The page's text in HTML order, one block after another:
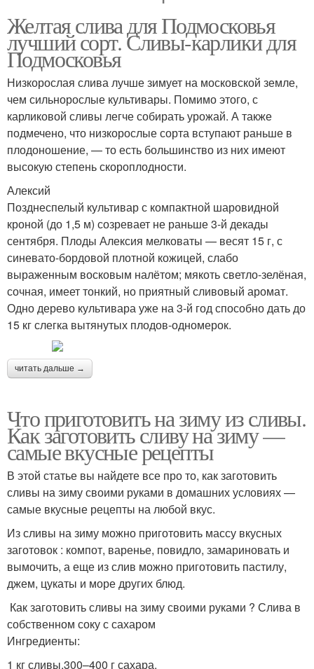
Желтая слива для Подмосковья
лучший сорт. Сливы-карлики для
Подмосковья
Низкорослая слива лучше зимует на московской земле,
чем сильнорослые культивары. Помимо этого, с
карликовой сливы легче собирать урожай. А также
подмечено, что низкорослые сорта вступают раньше в
плодоношение, — то есть большинство из них имеют
высокую степень скороплодности.
Алексий
Позднеспелый культивар с компактной шаровидной
кроной (до 1,5 м) созревает не раньше 3-й декады
сентября. Плоды Алексия мелковаты — весят 15 г, с
синевато-бордовой плотной кожицей, слабо
выраженным восковым налётом; мякоть светло-зелёная,
сочная, имеет тонкий, но приятный сливовый аромат.
Одно дерево культивара уже на 3-й год способно дать до
15 кг слегка вытянутых плодов-одномерок.
читать дальше →
Что приготовить на зиму из сливы.
Как заготовить сливу на зиму —
самые вкусные рецепты
В этой статье вы найдете все про то, как заготовить
сливы на зиму своими руками в домашних условиях —
самые вкусные рецепты на любой вкус.
Из сливы на зиму можно приготовить массу вкусных
заготовок : компот, варенье, повидло, замариновать и
вымочить, а еще из слив можно приготовить пастилу,
джем, цукаты и море других блюд.
Как заготовить сливы на зиму своими руками ? Слива в
собственном соку с сахаром
Ингредиенты:
1 кг сливы,300–400 г сахара.